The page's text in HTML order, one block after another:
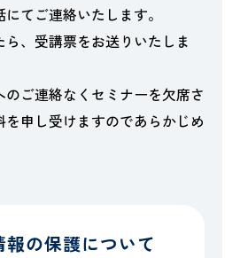
てご連絡いたします。
、受講票をお送りいたしま
ご連絡なくセミナーを欠席さ
申し受けますのであらかじめ
報の保護について